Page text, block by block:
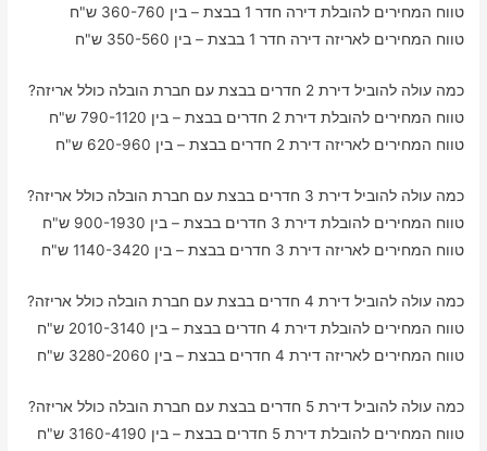
טווח המחירים להובלת דירה חדר 1 בבצת – בין 360-760 ש"ח
טווח המחירים לאריזה דירה חדר 1 בבצת – בין 350-560 ש"ח
כמה עולה להוביל דירת 2 חדרים בבצת עם חברת הובלה כולל אריזה?
טווח המחירים להובלת דירת 2 חדרים בבצת – בין 790-1120 ש"ח
טווח המחירים לאריזה דירת 2 חדרים בבצת – בין 620-960 ש"ח
כמה עולה להוביל דירת 3 חדרים בבצת עם חברת הובלה כולל אריזה?
טווח המחירים להובלת דירת 3 חדרים בבצת – בין 900-1930 ש"ח
טווח המחירים לאריזה דירת 3 חדרים בבצת – בין 1140-3420 ש"ח
כמה עולה להוביל דירת 4 חדרים בבצת עם חברת הובלה כולל אריזה?
טווח המחירים להובלת דירת 4 חדרים בבצת – בין 2010-3140 ש"ח
טווח המחירים לאריזה דירת 4 חדרים בבצת – בין 3280-2060 ש"ח
כמה עולה להוביל דירת 5 חדרים בבצת עם חברת הובלה כולל אריזה?
טווח המחירים להובלת דירת 5 חדרים בבצת – בין 3160-4190 ש"ח